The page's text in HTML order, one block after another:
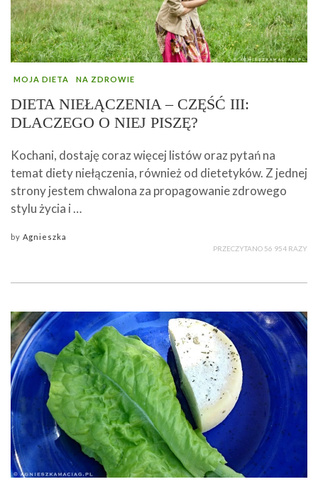
MOJA DIETA NA ZDROWIE
DIETA NIEŁĄCZENIA – CZĘŚĆ III:
DLACZEGO O NIEJ PISZĘ?
Kochani, dostaję coraz więcej listów oraz pytań na
temat diety niełączenia, również od dietetyków. Z jednej
strony jestem chwalona za propagowanie zdrowego
stylu życia i …
by Agnieszka
PRZECZYTANO 56 954 RAZY